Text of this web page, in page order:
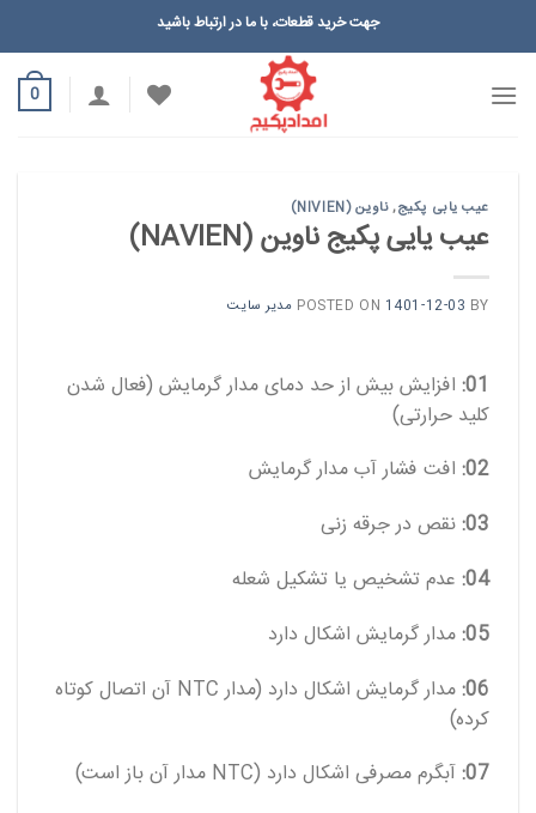
جهت خرید قطعات، با ما در ارتباط باشید
0
عیب یابی پکیج,ناوین (NIVIEN)
عیب یایی پکیج ناوین (NAVIEN)
POSTED ON 1401-12-03 BY مدیر سایت
01: افزایش بیش از حد دمای مدار گرمایش (فعال شدن
کلید حرارتی)
02: افت فشار آب مدار گرمایش
03: نقص در جرقه زنی
04: عدم تشخیص یا تشکیل شعله
05: مدار گرمایش اشکال دارد
06:
مدار گرمایش اشکال دارد (مدار NTC آن اتصال کوتاه
کرده)
07: آبگرم مصرفی اشکال دارد (NTC مدار آن باز است)